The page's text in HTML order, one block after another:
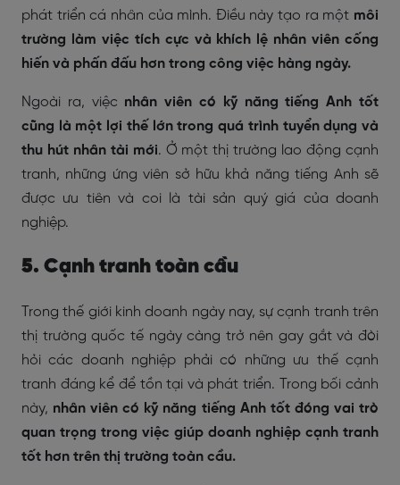
phát triển cá nhân của mình. Điều này tạo ra một môi
trường làm việc tích cực và khích lệ nhân viên cống
hiến và phấn đấu hơn trong công việc hàng ngày.
Ngoài ra, việc nhân viên có kỹ năng tiếng Anh tốt
cũng là một lợi thế lớn trong quá trình tuyển dụng và
thu hút nhân tài mới. Ở một thị trường lao động cạnh
tranh, những ứng viên sở hữu khả năng tiếng Anh sẽ
được ưu tiên và coi là tài sản quý giá của doanh
nghiệp.
5. Cạnh tranh toàn cầu
Trong thế giới kinh doanh ngày nay, sự cạnh tranh trên
thị trường quốc tế ngày càng trở nên gay gắt và đòi
hỏi các doanh nghiệp phải có những ưu thế cạnh
tranh đáng kể để tồn tại và phát triển. Trong bối cảnh
này, nhân viên có kỹ năng tiếng Anh tốt đóng vai trò
quan trọng trong việc giúp doanh nghiệp cạnh tranh
tốt hơn trên thị trường toàn cầu.